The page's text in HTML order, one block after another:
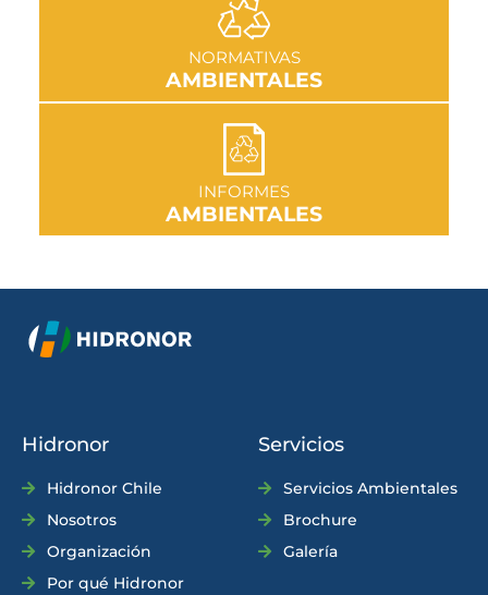
NORMATIVAS
AMBIENTALES
IR A SECCIÓN
INFORMES
AMBIENTALES
IR A SECCIÓN
Hidronor
Hidronor Chile
Nosotros
Organización
Por qué Hidronor
Servicios
Servicios Ambientales
Brochure
Galería